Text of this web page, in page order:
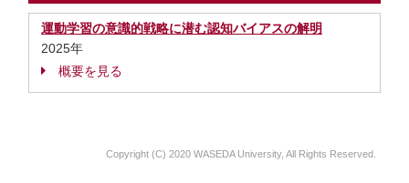
運動学習の意識的戦略に潜む認知バイアスの解明
2025年
概要を見る
Copyright (C) 2020 WASEDA University, All Rights Reserved.